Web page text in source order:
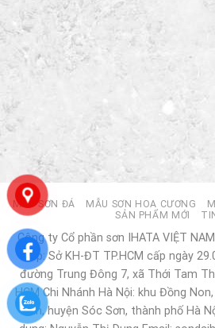
MẪU SƠN ĐÁ MẪU SƠN HOA CƯƠNG
SẢN PHẨM MỚI
Công ty Cổ phần sơn IHATA VIỆT
cấp: Sở KH-ĐT TP.HCM cấp ngày
đường Trung Đông 7, xã Thới Tam
HCM Chi Nhánh Hà Nội: khu Đồng
Dân, huyện Sóc Sơn, thành phố Hà